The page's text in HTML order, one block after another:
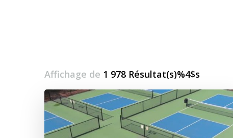
Affichage de 1 978 Résultat(s)%4$s